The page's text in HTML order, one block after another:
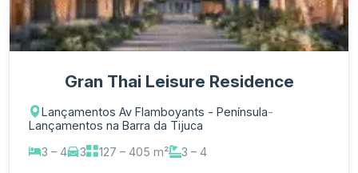
Gran Thai Leisure Residence
Lançamentos Av Flamboyants - Península-
Lançamentos na Barra da Tijuca
3 – 4
3 127 – 405 m² 3 – 4